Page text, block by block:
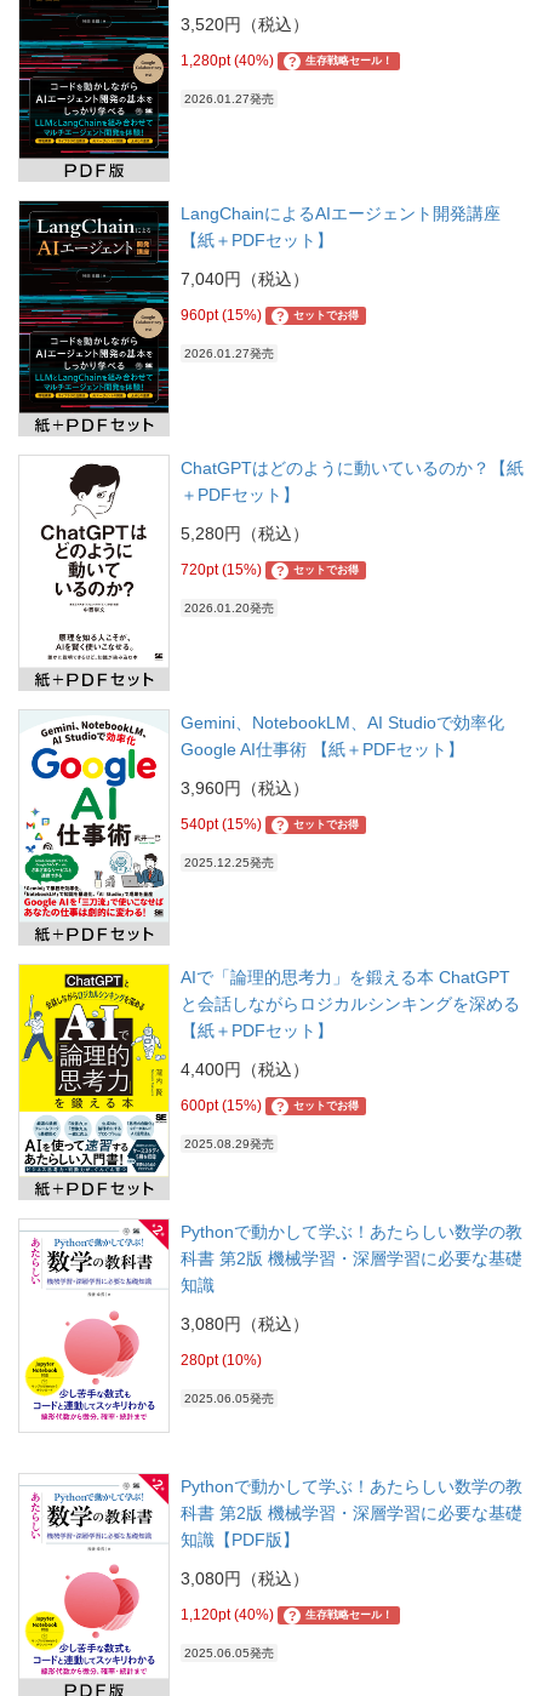
3,520円（税込）
1,280pt (40%) ? 生存戦略セール！
2026.01.27発売
LangChainによるAIエージェント開発講座
【紙＋PDFセット】
7,040円（税込）
960pt (15%) ? セットでお得
2026.01.27発売
ChatGPTはどのように動いているのか？【紙
＋PDFセット】
5,280円（税込）
720pt (15%) ? セットでお得
2026.01.20発売
Gemini、NotebookLM、AI Studioで効率化
Google AI仕事術 【紙＋PDFセット】
3,960円（税込）
540pt (15%) ? セットでお得
2025.12.25発売
AIで「論理的思考力」を鍛える本 ChatGPT
と会話しながらロジカルシンキングを深める
【紙＋PDFセット】
4,400円（税込）
600pt (15%) ? セットでお得
2025.08.29発売
Pythonで動かして学ぶ！あたらしい数学の教
科書 第2版 機械学習・深層学習に必要な基礎
知識
3,080円（税込）
280pt (10%)
2025.06.05発売
Pythonで動かして学ぶ！あたらしい数学の教
科書 第2版 機械学習・深層学習に必要な基礎
知識【PDF版】
3,080円（税込）
1,120pt (40%) ? 生存戦略セール！
2025.06.05発売